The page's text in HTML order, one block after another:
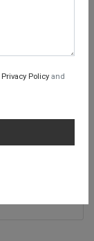
Privacy Policyand